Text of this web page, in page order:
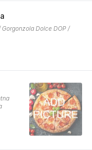
Dolce DOP /